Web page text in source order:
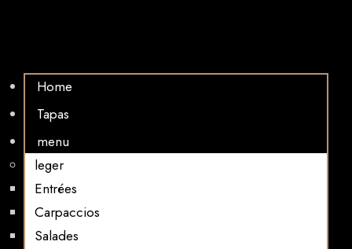
Home
Tapas
menu
leger
Entrées
Carpaccios
Salades